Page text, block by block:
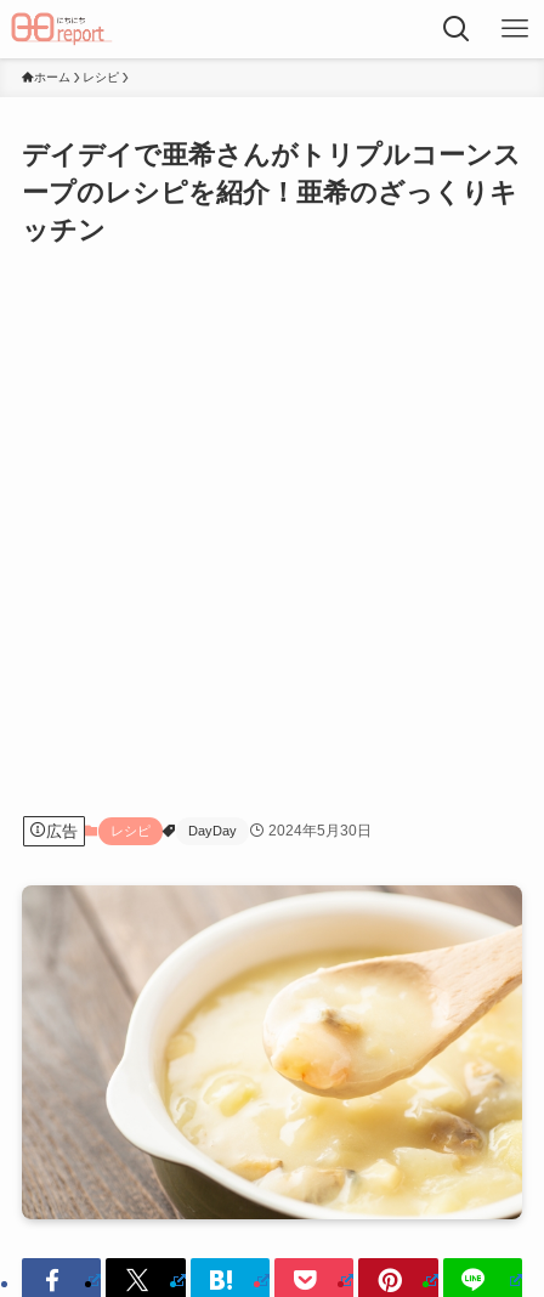
ホーム レシピ
デイデイで亜希さんがトリプルコーンス
ープのレシピを紹介！亜希のざっくりキ
ッチン
広告 レシピ DayDay 2024年5月30日